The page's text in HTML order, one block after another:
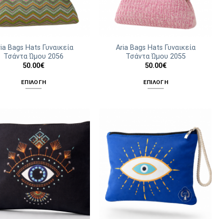
Bags Hats Γυναικεία
Τσάντα Ώμου 2056
50.00€
ΕΠΙΛΟΓΉ
έχει
πολλαπλές
παραλλαγές.
Οι
επιλογές
μπορούν
να
επιλεγούν
Aria Bags Hats Γυναικεία
Τσάντα Ώμου 2055
50.00€
ΕΠΙΛΟΓΉ
πολλαπλές
παραλλαγές.
Οι
επιλογές
μπορούν
επιλεγούν